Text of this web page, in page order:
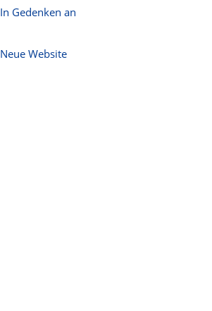
In Gedenken an
Neue Website